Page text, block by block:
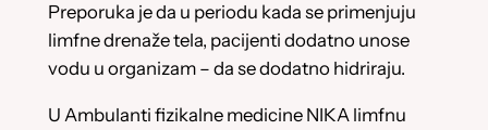
Preporuka je da u periodu kada se primenjuju
limfne drenaže tela, pacijenti dodatno unose
vodu u organizam – da se dodatno hidriraju.
U Ambulanti fizikalne medicine NIKA limfnu